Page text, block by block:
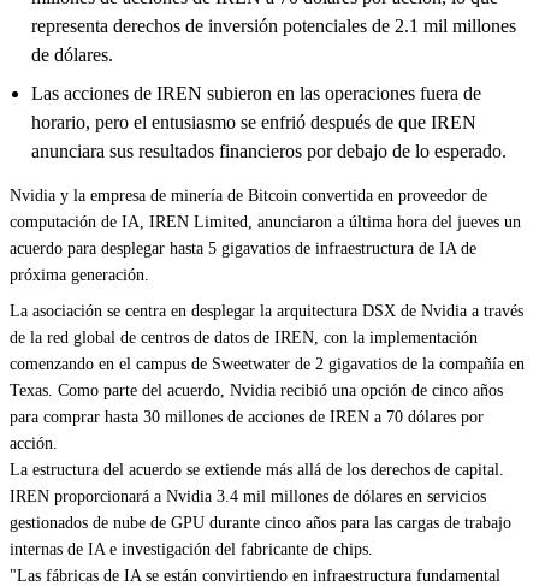
representa derechos de inversión potenciales de 2.1 mil millones
de dólares.
Las acciones de IREN subieron en las operaciones fuera de
horario, pero el entusiasmo se enfrió después de que IREN
anunciara sus resultados financieros por debajo de lo esperado.
Nvidia y la empresa de minería de Bitcoin convertida en proveedor de
computación de IA, IREN Limited, anunciaron a última hora del jueves un
acuerdo para desplegar hasta 5 gigavatios de infraestructura de IA de
próxima generación.
La asociación se centra en desplegar la arquitectura DSX de Nvidia a través
de la red global de centros de datos de IREN, con la implementación
comenzando en el campus de Sweetwater de 2 gigavatios de la compañía en
Texas. Como parte del acuerdo, Nvidia recibió una opción de cinco años
para comprar hasta 30 millones de acciones de IREN a 70 dólares por
acción.
La estructura del acuerdo se extiende más allá de los derechos de capital.
IREN proporcionará a Nvidia 3.4 mil millones de dólares en servicios
gestionados de nube de GPU durante cinco años para las cargas de trabajo
internas de IA e investigación del fabricante de chips.
"Las fábricas de IA se están convirtiendo en infraestructura fundamental